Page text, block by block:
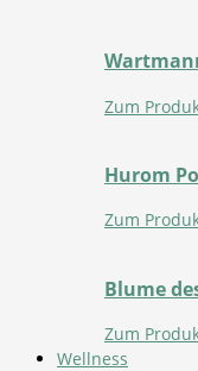
Zum
Hurom
Zum
Blume
Zum
Wellness